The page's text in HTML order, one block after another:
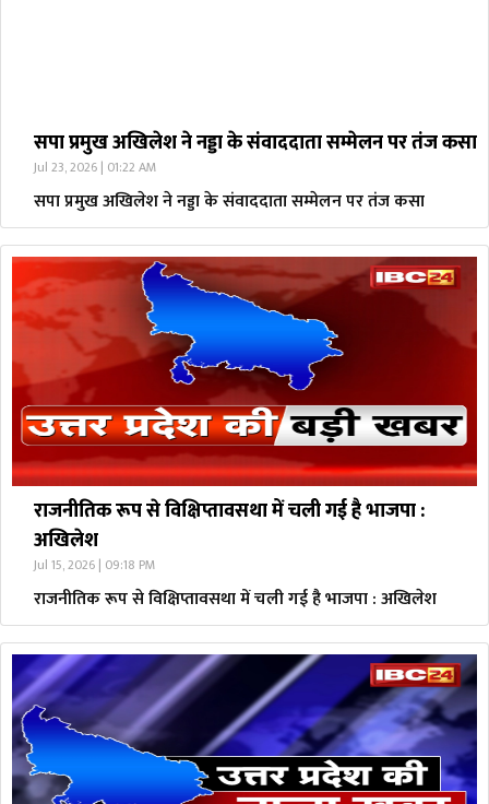
सपा प्रमुख अखिलेश ने नड्डा के संवाददाता सम्मेलन पर तंज कसा
Jul 23, 2026 | 01:22 AM
सपा प्रमुख अखिलेश ने नड्डा के संवाददाता सम्मेलन पर तंज कसा
राजनीतिक रूप से विक्षिप्तावसथा में चली गई है भाजपा :
अखिलेश
Jul 15, 2026 | 09:18 PM
राजनीतिक रूप से विक्षिप्तावसथा में चली गई है भाजपा : अखिलेश